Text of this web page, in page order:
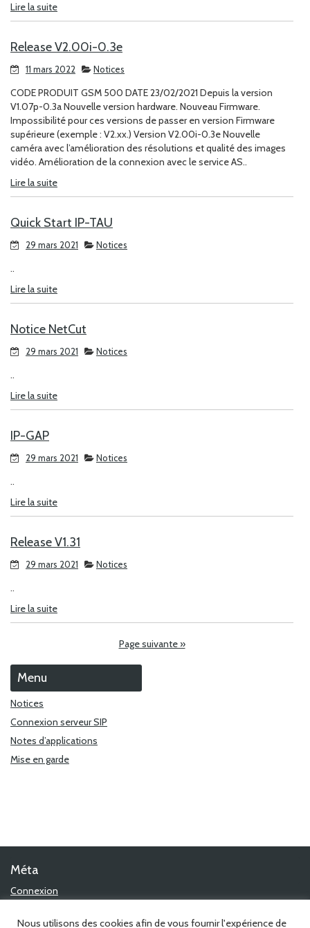
Lire la suite
Release V2.00i-0.3e
11 mars 2022 Notices
CODE PRODUIT GSM 500 DATE 23/02/2021 Depuis la version
V1.07p-0.3a Nouvelle version hardware. Nouveau Firmware.
Impossibilité pour ces versions de passer en version Firmware
supérieure (exemple : V2.xx.) Version V2.00i-0.3e Nouvelle
caméra avec l’amélioration des résolutions et qualité des images
vidéo. Amélioration de la connexion avec le service AS..
Lire la suite
Quick Start IP-TAU
29 mars 2021 Notices
..
Lire la suite
Notice NetCut
29 mars 2021 Notices
..
Lire la suite
IP-GAP
29 mars 2021 Notices
..
Lire la suite
Release V1.31
29 mars 2021 Notices
..
Lire la suite
Page suivante »
Menu
Notices
Connexion serveur SIP
Notes d’applications
Mise en garde
Méta
Connexion
Flux des commentaires
Nous utilisons des cookies afin de vous fournir l'expérience de